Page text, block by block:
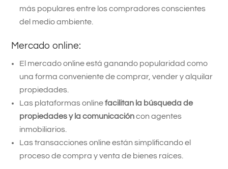
más populares entre los compradores conscientes
del medio ambiente.
Mercado online:
El mercado online está ganando popularidad como
una forma conveniente de comprar, vender y alquilar
propiedades.
Las plataformas onlinefacilitan la búsqueda de
propiedades y la comunicacióncon agentes
inmobiliarios.
Las transacciones online están simplificando el
proceso de compra y venta de bienes raíces.